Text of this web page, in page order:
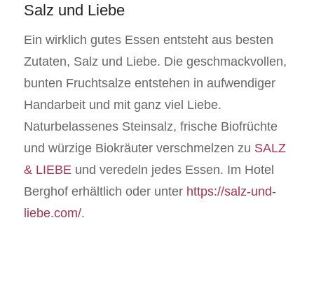
Salz und Liebe
Ein wirklich gutes Essen entsteht aus besten
Zutaten, Salz und Liebe. Die geschmackvollen,
bunten Fruchtsalze entstehen in aufwendiger
Handarbeit und mit ganz viel Liebe.
Naturbelassenes Steinsalz, frische Biofrüchte
und würzige Biokräuter verschmelzen zu SALZ
& LIEBEund veredeln jedes Essen. Im Hotel
Berghof erhältlich oder unterhttps://salz-und-
liebe.com/.